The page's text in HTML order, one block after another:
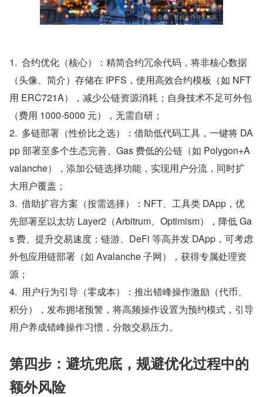
1.  合约优化（核心）：精简合约冗余代码，将非核心数据
（头像、简介）存储在 IPFS，使用高效合约模板（如 NFT
用 ERC721A），减少公链资源消耗；自身技术不足可外包
（费用 1000-5000 元），无需自研；
2.  多链部署（性价比之选）：借助低代码工具，一键将 DA
pp 部署至多个生态完善、Gas 费低的公链（如 Polygon+A
valanche），添加公链选择功能，实现用户分流，同时扩
大用户覆盖；
3.  借助扩容方案（按需选择）：NFT、工具类 DApp，优
先部署至以太坊 Layer2（Arbitrum、Optimism），降低 Ga
s 费、提升交易速度；链游、DeFi 等高并发 DApp，可考虑
外包应用链部署（如 Avalanche 子网），获得专属处理资
源；
4.  用户行为引导（零成本）：推出错峰操作激励（代币、
积分），发布拥堵预警，将高频操作设置为预约模式，引导
用户养成错峰操作习惯，分散交易压力。
第四步：避坑兜底，规避优化过程中的
额外风险